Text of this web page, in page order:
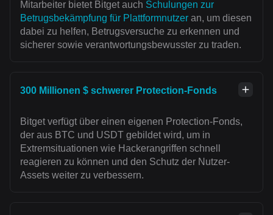
Mitarbeiter bietet Bitget auch Schulungen zur
Betrugsbekämpfung für Plattformnutzer an, um diesen
dabei zu helfen, Betrugsversuche zu erkennen und
sicherer sowie verantwortungsbewusster zu traden.
300 Millionen $ schwerer Protection-Fonds
Bitget verfügt über einen eigenen Protection-Fonds,
der aus BTC und USDT gebildet wird, um in
Extremsituationen wie Hackerangriffen schnell
reagieren zu können und den Schutz der Nutzer-
Assets weiter zu verbessern.